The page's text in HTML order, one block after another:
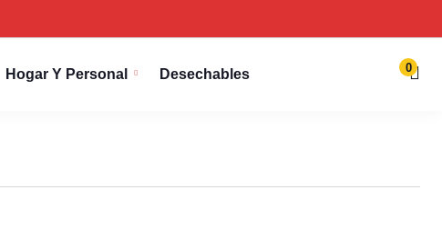
Hogar Y Personal Desechables 0